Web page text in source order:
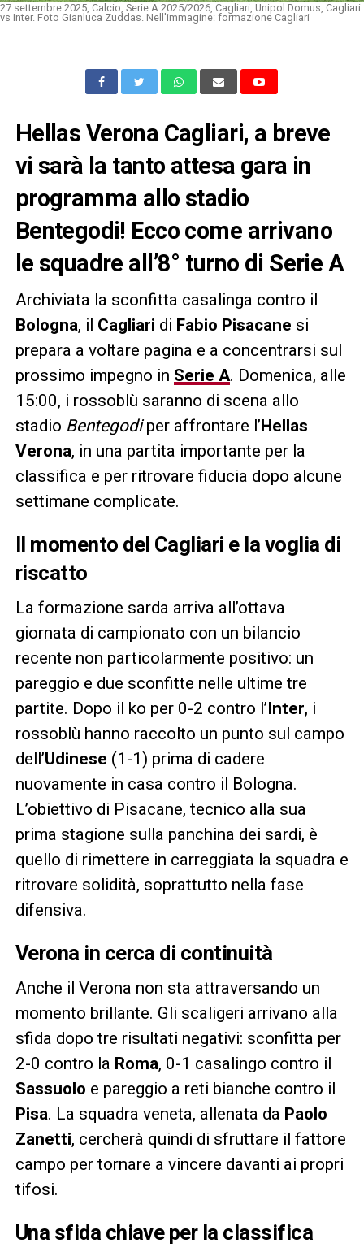
27 settembre 2025, Calcio, Serie A 2025/2026, Cagliari, Unipol Domus, Cagliari
vs Inter. Foto Gianluca Zuddas. Nell'immagine: formazione Cagliari
Hellas Verona Cagliari, a breve
vi sarà la tanto attesa gara in
programma allo stadio
Bentegodi! Ecco come arrivano
le squadre all’8° turno di Serie A
Archiviata la sconfitta casalinga contro il
Bologna, il Cagliari di Fabio Pisacane si
prepara a voltare pagina e a concentrarsi sul
prossimo impegno in Serie A. Domenica, alle
15:00, i rossoblù saranno di scena allo
stadio Bentegodiper affrontare l’Hellas
Verona, in una partita importante per la
classifica e per ritrovare fiducia dopo alcune
settimane complicate.
Il momento del Cagliari e la voglia di
riscatto
La formazione sarda arriva all’ottava
giornata di campionato con un bilancio
recente non particolarmente positivo: un
pareggio e due sconfitte nelle ultime tre
partite. Dopo il ko per 0-2 contro l’Inter, i
rossoblù hanno raccolto un punto sul campo
dell’Udinese (1-1) prima di cadere
nuovamente in casa contro il Bologna.
L’obiettivo di Pisacane, tecnico alla sua
prima stagione sulla panchina dei sardi, è
quello di rimettere in carreggiata la squadra e
ritrovare solidità, soprattutto nella fase
difensiva.
Verona in cerca di continuità
Anche il Verona non sta attraversando un
momento brillante. Gli scaligeri arrivano alla
sfida dopo tre risultati negativi: sconfitta per
2-0 contro la Roma, 0-1 casalingo contro il
Sassuolo e pareggio a reti bianche contro il
Pisa. La squadra veneta, allenata da Paolo
Zanetti, cercherà quindi di sfruttare il fattore
campo per tornare a vincere davanti ai propri
tifosi.
Una sfida chiave per la classifica